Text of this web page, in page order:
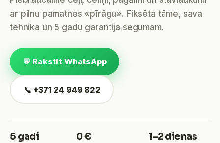
ar pilnu pamatnes «pīrāgu». Fiksēta tāme, sava
tehnika un 5 gadu garantija segumam.
💬 Rakstīt WhatsApp
📞 +371 24 949 822
5 gadi 0 € 1–2 dienas